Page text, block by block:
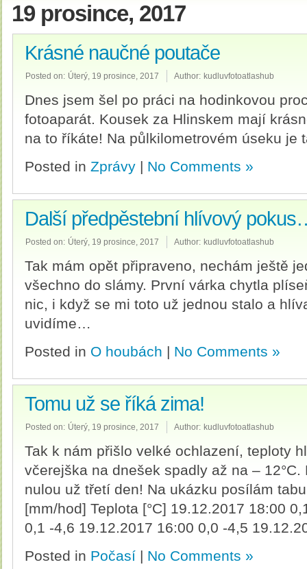
19 prosince, 2017
Krásné naučné poutače
Posted on: Úterý, 19 prosince, 2017 Author: kudluvfotoatlashub
Dnes jsem šel po práci na hodinkovou
fotoaparát. Kousek za Hlinskem mají
na to říkáte! Na půlkilometrovém úseku
Posted in Zprávy | No Comments »
Další předpěstební hlívový
Posted on: Úterý, 19 prosince, 2017 Author: kudluvfotoatlashub
Tak mám opět připraveno, nechám ještě
všechno do slámy. První várka chytla
nic, i když se mi toto už jednou stalo a
uvidíme…
Posted in O houbách | No Comments »
Tomu už se říká zima!
Posted on: Úterý, 19 prosince, 2017 Author: kudluvfotoatlashub
Tak k nám přišlo velké ochlazení, teploty
včerejška na dnešek spadly až na –
nulou už třetí den! Na ukázku posílám
[mm/hod] Teplota [°C] 19.12.2017 18:00
0,1 -4,6 19.12.2017 16:00 0,0 -4,5
Posted in Počasí | No Comments »